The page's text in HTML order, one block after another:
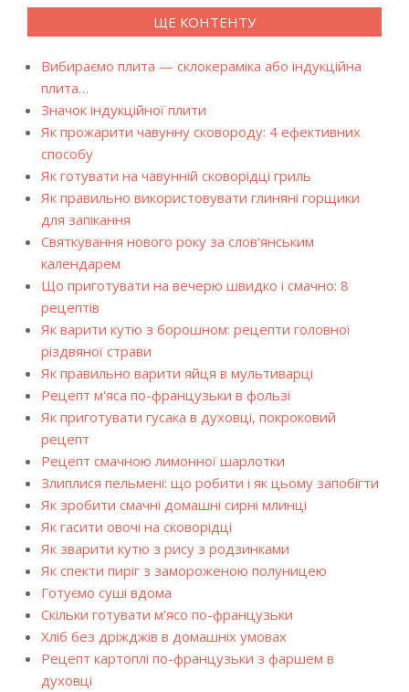
ЩЕ КОНТЕНТУ
Вибираємо плита — склокераміка або індукційна
плита…
Значок індукційної плити
Як прожарити чавунну сковороду: 4 ефективних
способу
Як готувати на чавунній сковорідці гриль
Як правильно використовувати глиняні горщики
для запікання
Святкування нового року за слов'янським
календарем
Що приготувати на вечерю швидко і смачно: 8
рецептів
Як варити кутю з борошном: рецепти головної
різдвяної страви
Як правильно варити яйця в мультиварці
Рецепт м'яса по-французьки в фользі
Як приготувати гусака в духовці, покроковий
рецепт
Рецепт смачною лимонної шарлотки
Злиплися пельмені: що робити і як цьому запобігти
Як зробити смачні домашні сирні млинці
Як гасити овочі на сковорідці
Як зварити кутю з рису з родзинками
Як спекти пиріг з замороженою полуницею
Готуємо суші вдома
Скільки готувати м'ясо по-французьки
Хліб без дріжджів в домашніх умовах
Рецепт картоплі по-французьки з фаршем в
духовці